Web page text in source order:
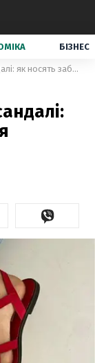
БІЗНЕС
Тренд літа – рибацькі сандалі: як носять забуте взуття інстаграм-модниці